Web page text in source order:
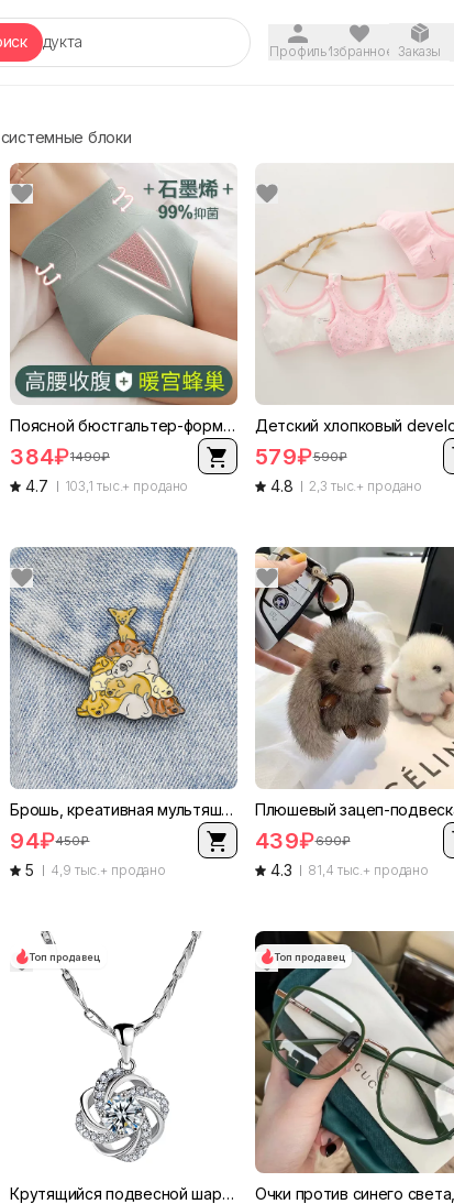
ПрофильИзбранное Заказы
блоки
Поясной бюстгальтер-формирующее антибактериальное белье для талии, коррекция бедер, пояс для талии, размеры M–XXL
4.7 103,1 тыс.+ продано
384₽1490₽
4.8 2,3 тыс.+ продано
579₽590₽
Брошь, креативная мультяшная милый металл джинсовый аксессуар, 6.4×6×2.8 см, легкий вес
5 4,9 тыс.+ продано
94₽450₽
4.3 81,4 тыс.+ продано
439₽690₽
Топ продавец
Крутящийся подвесной шарм в виде любви, подвеска в корейском стиле или набор с цепочкой-семечко, легкий
Топ продавец